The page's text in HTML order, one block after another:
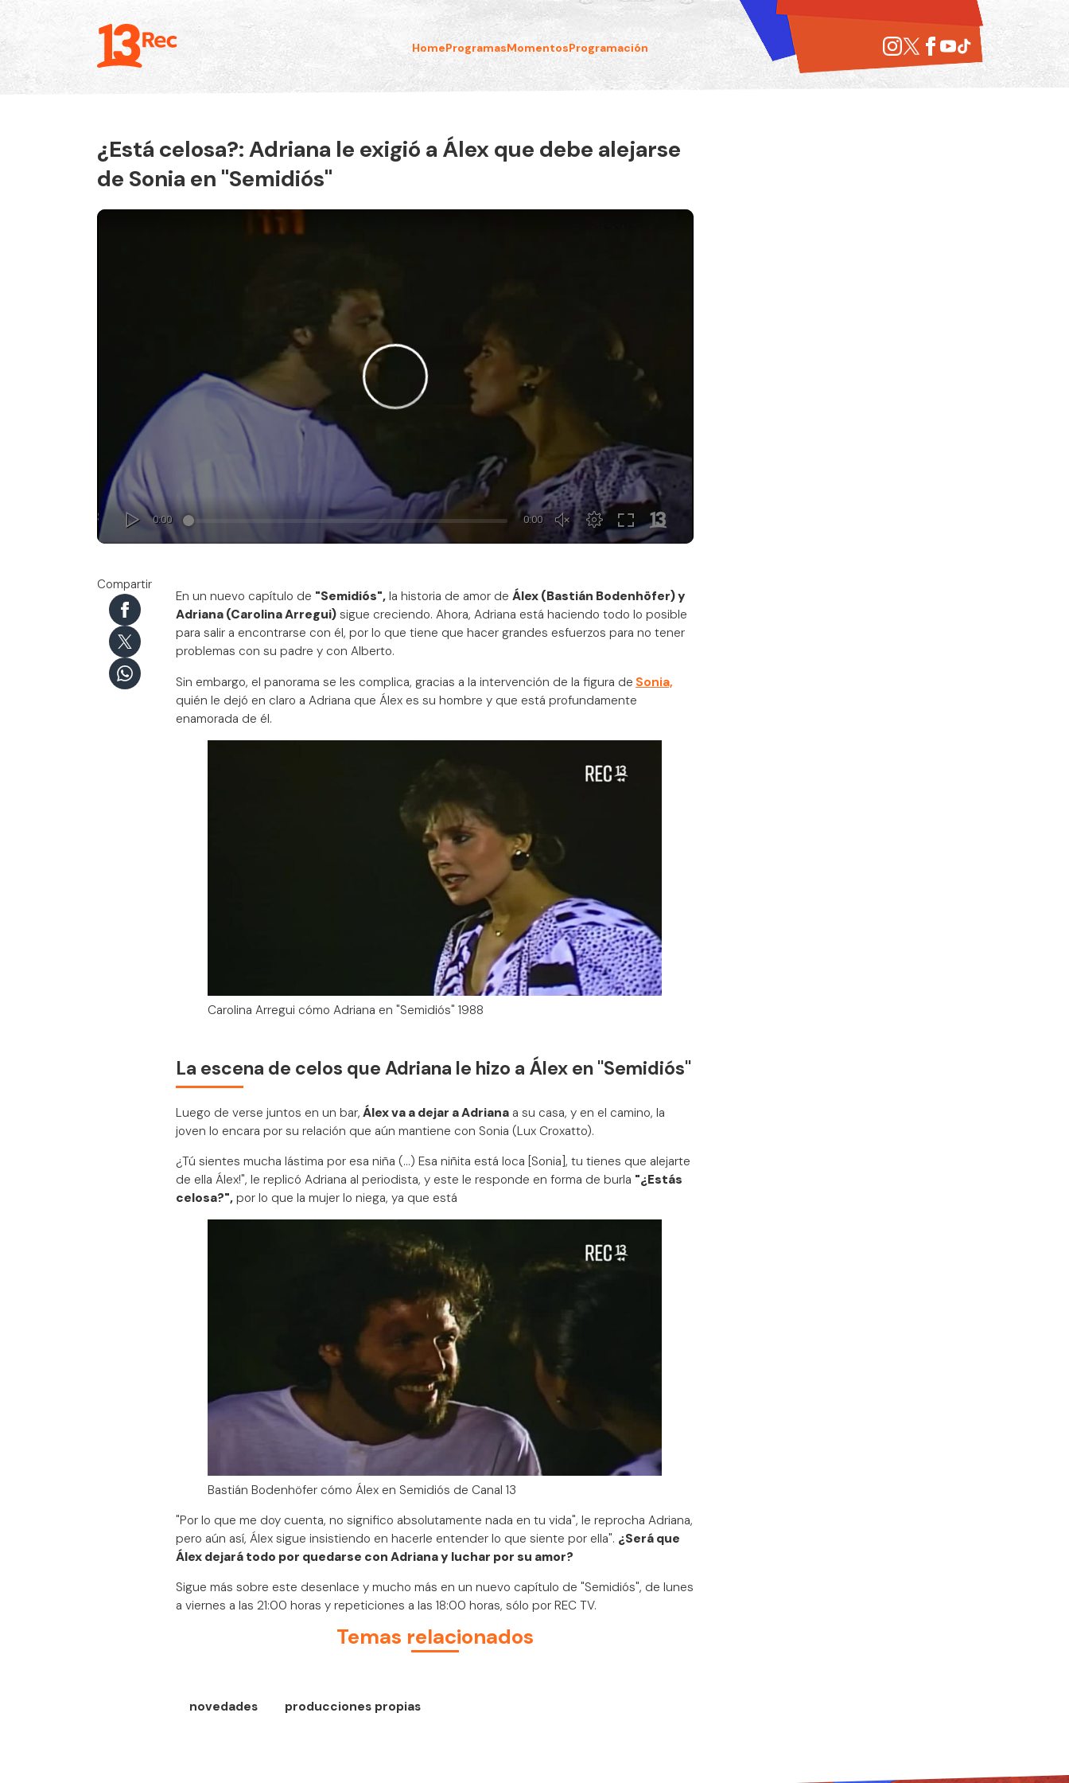
HomeProgramasMomentosProgramación
¿Está celosa?: Adriana le exigió a Álex que debe alejarse
de Sonia en "Semidiós"
Compartir
En un nuevo capítulo de "Semidiós", la historia de amor de Álex (Bastián Bodenhöfer) y
Adriana (Carolina Arregui) sigue creciendo. Ahora, Adriana está haciendo todo lo posible
para salir a encontrarse con él, por lo que tiene que hacer grandes esfuerzos para no tener
problemas con su padre y con Alberto.
Sin embargo, el panorama se les complica, gracias a la intervención de la figura de Sonia,
quién le dejó en claro a Adriana que Álex es su hombre y que está profundamente
enamorada de él.
Carolina Arregui cómo Adriana en "Semidiós" 1988
La escena de celos que Adriana le hizo a Álex en "Semidiós"
Luego de verse juntos en un bar, Álex va a dejar a Adriana a su casa, y en el camino, la
joven lo encara por su relación que aún mantiene con Sonia (Lux Croxatto).
¿Tú sientes mucha lástima por esa niña (...) Esa niñita está loca [Sonia], tu tienes que alejarte
de ella Álex!", le replicó Adriana al periodista, y este le responde en forma de burla "¿Estás
celosa?", por lo que la mujer lo niega, ya que está
Bastián Bodenhöfer cómo Álex en Semidiós de Canal 13
"Por lo que me doy cuenta, no significo absolutamente nada en tu vida", le reprocha Adriana,
pero aún así, Álex sigue insistiendo en hacerle entender lo que siente por ella". ¿Será que
Álex dejará todo por quedarse con Adriana y luchar por su amor?
Sigue más sobre este desenlace y mucho más en un nuevo capítulo de "Semidiós", de lunes
a viernes a las 21:00 horas y repeticiones a las 18:00 horas, sólo por REC TV.
Temas relacionados
novedades producciones propias